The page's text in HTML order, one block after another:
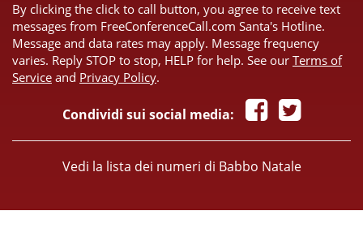
By clicking the click to call button, you agree to receive text
messages from FreeConferenceCall.com Santa's Hotline.
Message and data rates may apply. Message frequency
varies. Reply STOP to stop, HELP for help. See our Terms of
Service and Privacy Policy.
Condividi sui social media:
Vedi la lista dei numeri di Babbo Natale